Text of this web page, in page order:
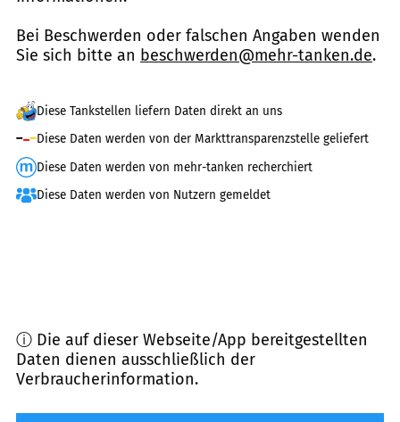
Bei Beschwerden oder falschen Angaben wenden
Sie sich bitte an beschwerden@mehr-tanken.de.
Diese Tankstellen liefern Daten direkt an uns
Diese Daten werden von der Markttransparenzstelle geliefert
Diese Daten werden von mehr-tanken recherchiert
Diese Daten werden von Nutzern gemeldet
ⓘ Die auf dieser Webseite/App bereitgestellten
Daten dienen ausschließlich der
Verbraucherinformation.